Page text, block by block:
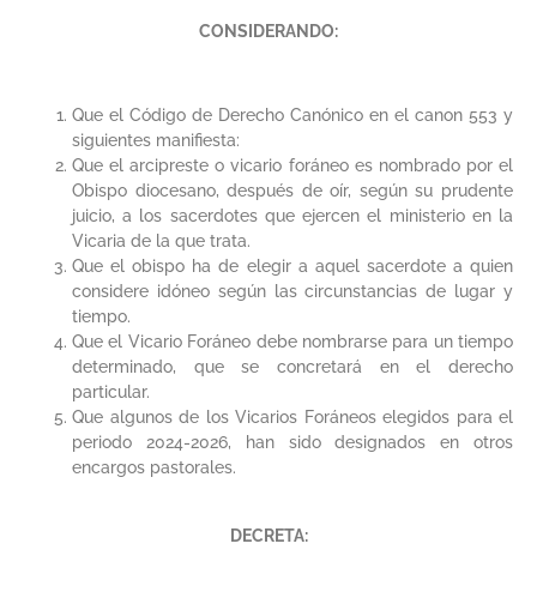
CONSIDERANDO:
Que el Código de Derecho Canónico en el canon 553 y
siguientes manifiesta:
Que el arcipreste o vicario foráneo es nombrado por el
Obispo diocesano, después de oír, según su prudente
juicio, a los sacerdotes que ejercen el ministerio en la
Vicaria de la que trata.
Que el obispo ha de elegir a aquel sacerdote a quien
considere idóneo según las circunstancias de lugar y
tiempo.
Que el Vicario Foráneo debe nombrarse para un tiempo
determinado, que se concretará en el derecho
particular.
Que algunos de los Vicarios Foráneos elegidos para el
periodo 2024-2026, han sido designados en otros
encargos pastorales.
DECRETA: